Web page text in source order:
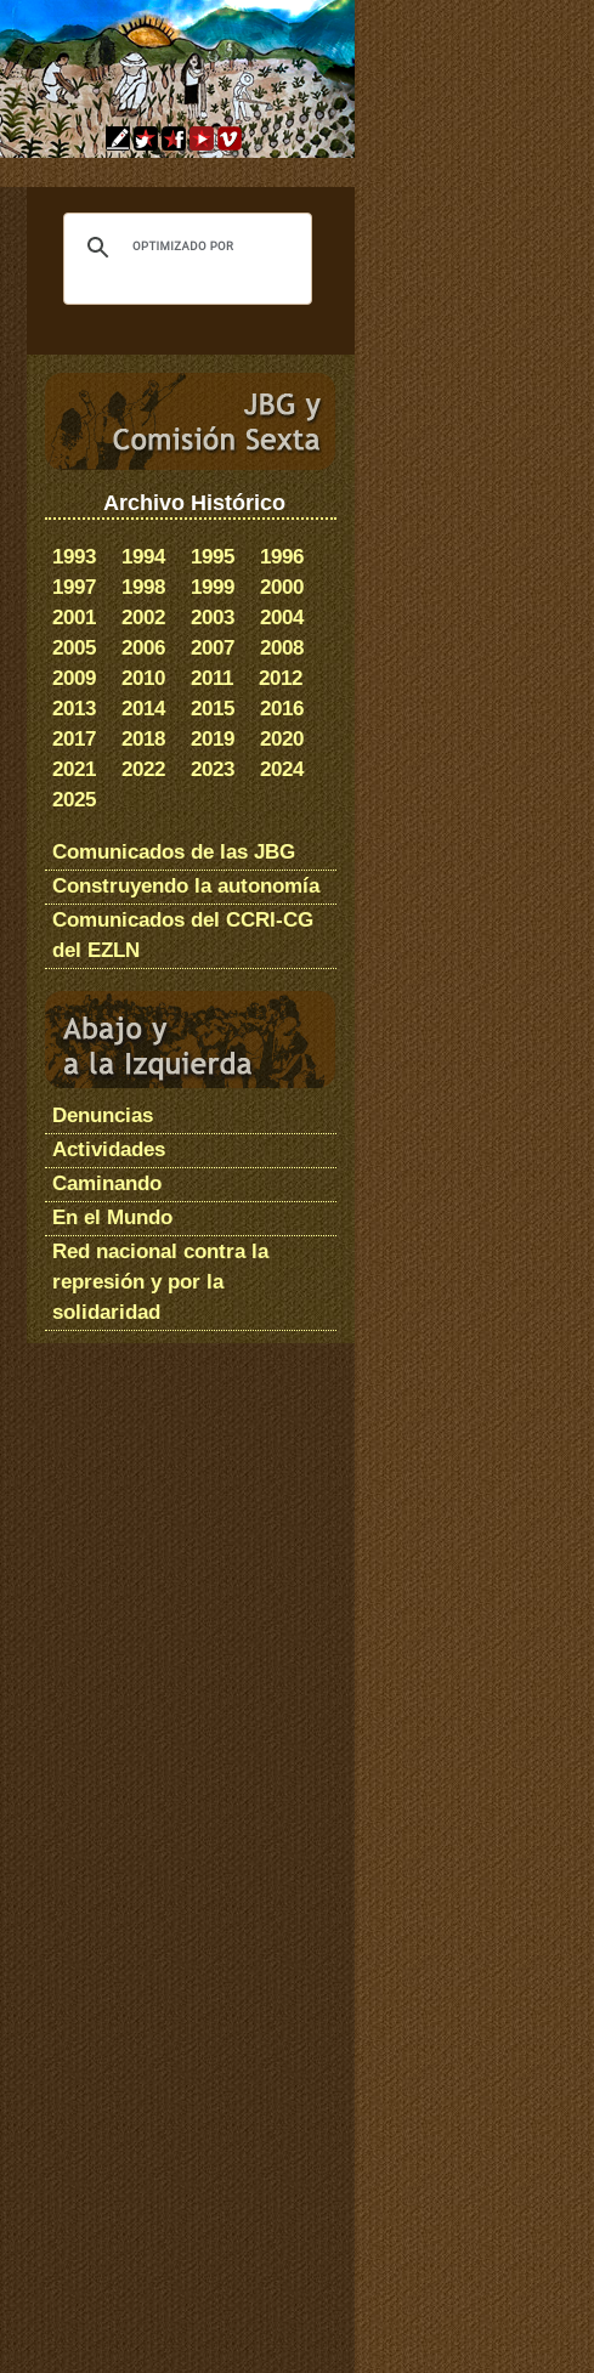
Archivo Histórico
1993 1994 1995
1996
1997
1998 1999
2000
2001
2002 2003
2004
2005
2006 2007
2008
2009
2010 2011
2012
2013
2014 2015
2016
2017
2018 2019
2020
2021
2022 2023
2024
2025
Comunicados de las JBG
Construyendo la autonomía
Comunicados del CCRI-CG
del EZLN
Denuncias
Actividades
Caminando
En el Mundo
Red nacional contra la
represión y por la
solidaridad